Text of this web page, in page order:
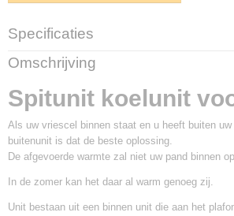
Specificaties
Productcode
Omschrijving
Spitunit koelunit
Als uw vriescel binnen staat en u heeft buiten
buitenunit is dat de beste oplossing.
De afgevoerde warmte zal niet uw pand binnen
In de zomer kan het daar al warm genoeg zij.
Unit bestaan uit een binnen unit die aan het